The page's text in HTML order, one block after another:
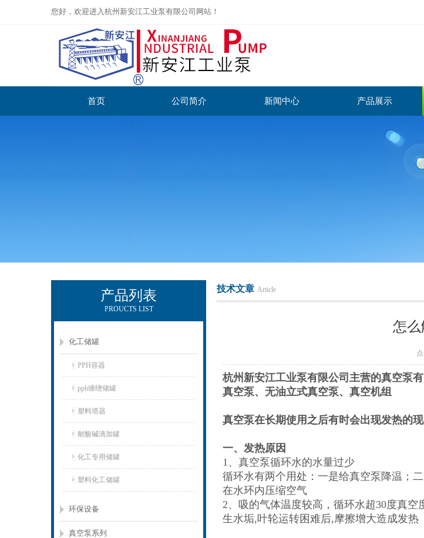
您好，欢迎进入杭州新安江工业泵有限公司网站！
首页 公司简介 新闻中心 产品展示
产品列表
PROUCTS LIST
化工储罐
PPH容器
pph缠绕储罐
塑料塔器
耐酸碱滴加罐
化工专用储罐
塑料化工储罐
环保设备
真空泵系列
技术文章 Article
怎么
杭州新安江工业泵有限公司主营的真空泵
真空泵、无油立式真空泵、真空机组
真空泵在长期使用之后有时会出现发热的
一、发热原因
1、真空泵循环水的水量过少
循环水有两个用处：一是给真空泵降温；
在水环内压缩空气
2、吸的气体温度较高，循环水超30度真
生水垢,叶轮运转困难后,摩擦增大造成发热